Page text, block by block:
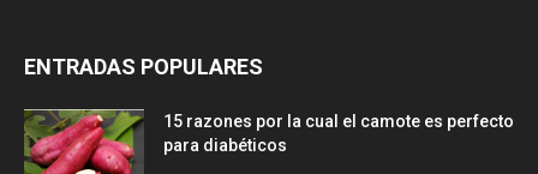
ENTRADAS POPULARES
15 razones por la cual el camote es perfecto
para diabéticos